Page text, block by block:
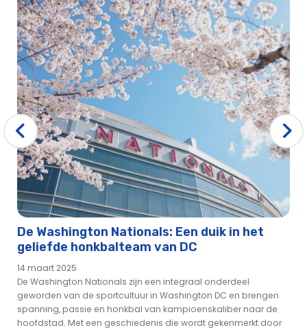
De Washington Nationals: Een duik in het
geliefde honkbalteam van DC
14 maart 2025
De Washington Nationals zijn een integraal onderdeel
geworden van de sportcultuur in Washington DC en brengen
spanning, passie en honkbal van kampioenskaliber naar de
hoofdstad. Met een geschiedenis die wordt gekenmerkt door